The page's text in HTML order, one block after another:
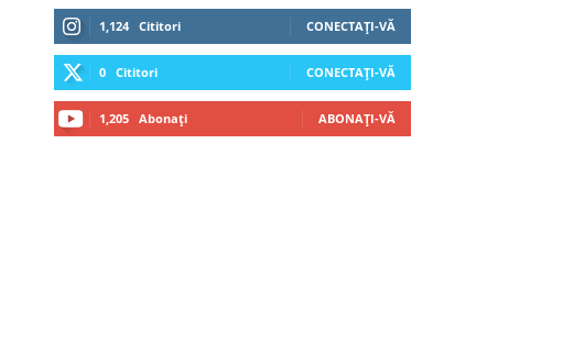
1,124 Cititori CONECTAȚI-VĂ
0 Cititori CONECTAȚI-VĂ
1,205 Abonați ABONAȚI-VĂ